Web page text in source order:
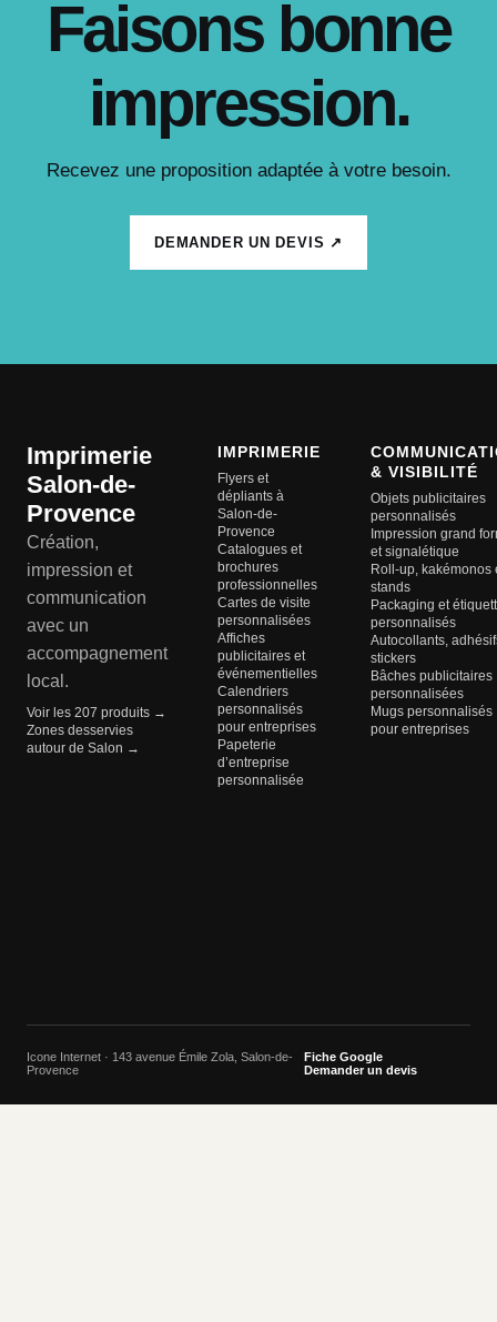
Faisons bonne
impression.
Recevez une proposition adaptée à votre besoin.
DEMANDER UN DEVIS ↗
Imprimerie
Salon-de-
Provence
Création,
impression et
communication
avec un
accompagnement
local.
Voir les 207 produits →
Zones desservies
autour de Salon →
IMPRIMERIE
Flyers et
dépliants à
Salon-de-
Provence
Catalogues et
brochures
professionnelles
Cartes de visite
personnalisées
Affiches
publicitaires et
événementielles
Calendriers
personnalisés
pour entreprises
Papeterie
d’entreprise
personnalisée
& VISIBILITÉ
Objets publicitaires
personnalisés
Impression grand
et signalétique
Roll-up, kakémonos
stands
Packaging et
personnalisés
Autocollants,
stickers
Bâches publicitaires
personnalisées
Mugs personnalisés
pour entreprises
Icone Internet · 143 avenue Émile Zola, Salon-de-
Provence
Fiche Google
Demander un devis